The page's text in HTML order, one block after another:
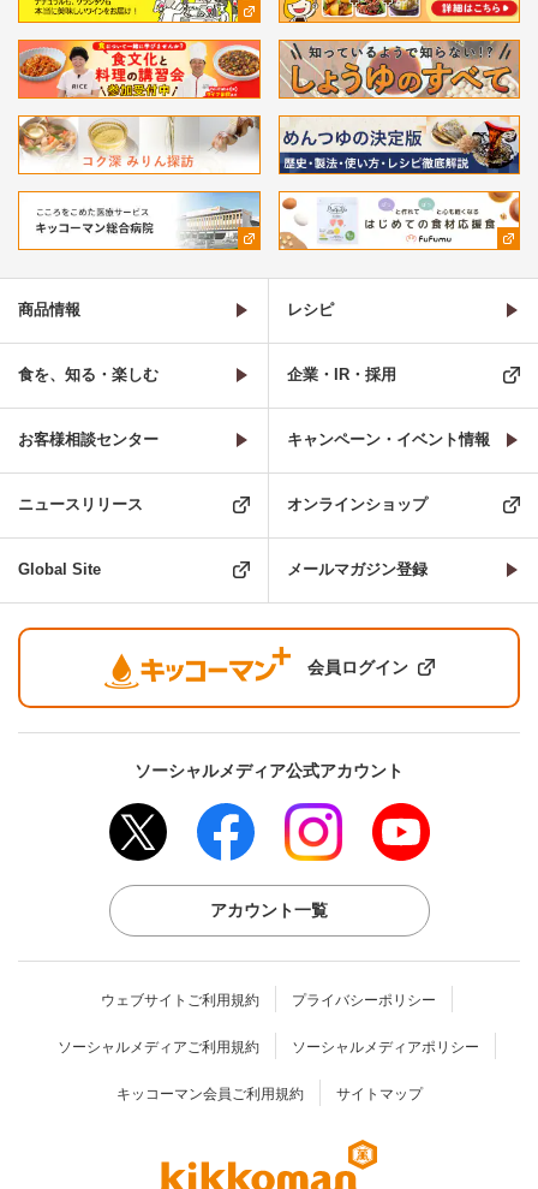
商品情報 レシピ
食を、知る・楽しむ 企業・IR・採用
お客様相談センター キャンペーン・イベント情報
ニュースリリース オンラインショップ
Global Site メールマガジン登録
会員ログイン
ソーシャルメディア公式アカウント
アカウント一覧
ウェブサイトご利用規約 プライバシーポリシー
ソーシャルメディアご利用規約 ソーシャルメディアポリシー
キッコーマン会員ご利用規約 サイトマップ